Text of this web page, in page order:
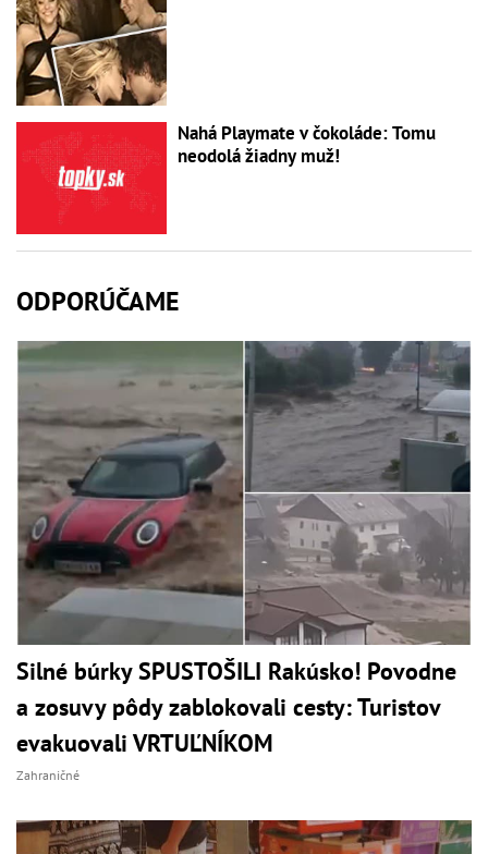
Nahá Playmate v čokoláde: Tomu
neodolá žiadny muž!
ODPORÚČAME
Silné búrky SPUSTOŠILI Rakúsko! Povodne
a zosuvy pôdy zablokovali cesty: Turistov
evakuovali VRTUĽNÍKOM
Zahraničné